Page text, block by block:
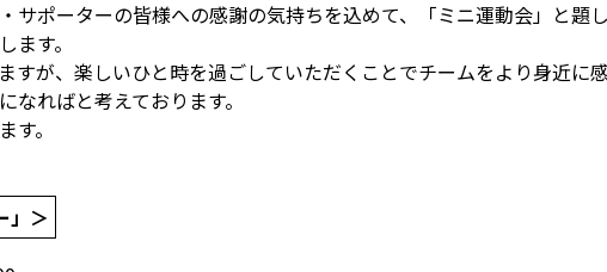
サポーターの皆様への感謝の気持ちを込めて、「ミニ運動会」と題
す。
すが、楽しいひと時を過ごしていただくことでチームをより身近に
ればと考えております。
。
」＞